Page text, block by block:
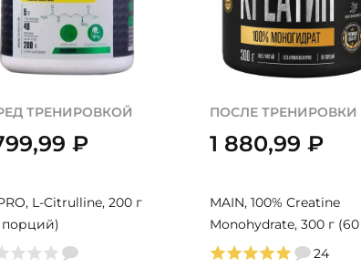
ТРЕНИРОВКОЙ
₽
L-Citrulline, 200 г
порций)
ПОСЛЕ ТРЕНИРОВКИ
1 880,99 ₽
MAIN, 100% Creatine
Monohydrate, 300 г (60
порций)
24